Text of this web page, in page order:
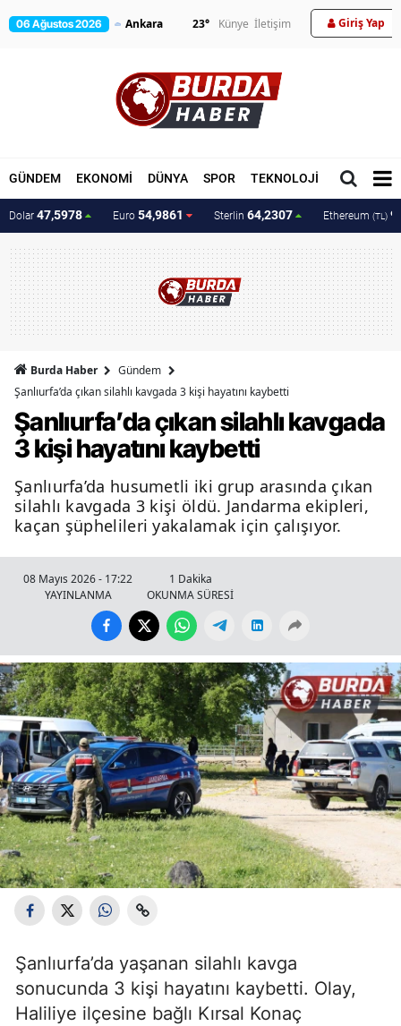
06 Ağustos 2026 23° Künye İletişim Giriş Yap
GÜNDEM EKONOMİ DÜNYA SPOR TEKNOLOJİ MAGAZİN
Dolar 47,5978 Euro 54,9861 Sterlin 64,2307 Ethereum (TL)
Burda Haber
Gündem
Şanlıurfa’da çıkan silahlı kavgada 3 kişi hayatını kaybetti
Şanlıurfa’da çıkan silahlı kavgada
3 kişi hayatını kaybetti
Şanlıurfa’da husumetli iki grup arasında çıkan
silahlı kavgada 3 kişi öldü. Jandarma ekipleri,
kaçan şüphelileri yakalamak için çalışıyor.
08 Mayıs 2026 - 17:22
YAYINLANMA
1 Dakika
OKUNMA SÜRESİ
Şanlıurfa’da yaşanan silahlı kavga
sonucunda 3 kişi hayatını kaybetti. Olay,
Haliliye ilçesine bağlı Kırsal Konaç